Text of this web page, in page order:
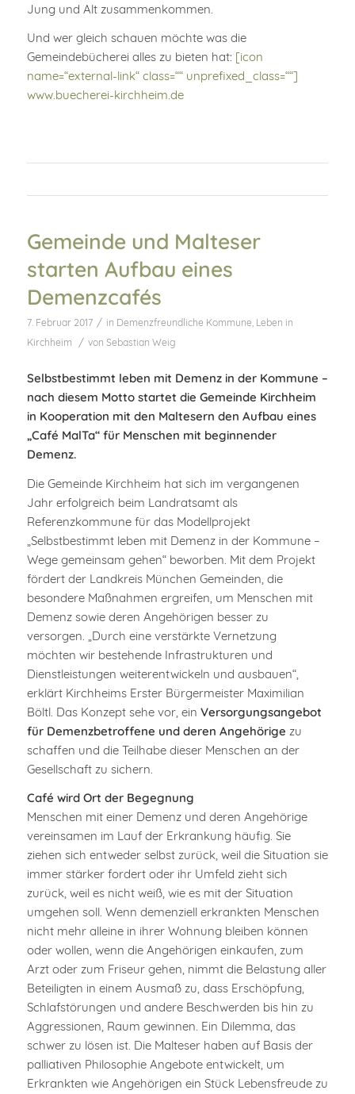
Jung und Alt zusammenkommen.
Und wer gleich schauen möchte was die
Gemeindebücherei alles zu bieten hat: [icon
name=“external-link“ class=““ unprefixed_class=““]
www.buecherei-kirchheim.de
Gemeinde und Malteser
starten Aufbau eines
Demenzcafés
7. Februar 2017 / in Demenzfreundliche Kommune, Leben in
Kirchheim
/ von Sebastian Weig
Selbstbestimmt leben mit Demenz in der Kommune –
nach diesem Motto startet die Gemeinde Kirchheim
in Kooperation mit den Maltesern den Aufbau eines
„Café MalTa“ für Menschen mit beginnender
Demenz.
Die Gemeinde Kirchheim hat sich im vergangenen
Jahr erfolgreich beim Landratsamt als
Referenzkommune für das Modellprojekt
„Selbstbestimmt leben mit Demenz in der Kommune –
Wege gemeinsam gehen“ beworben. Mit dem Projekt
fördert der Landkreis München Gemeinden, die
besondere Maßnahmen ergreifen, um Menschen mit
Demenz sowie deren Angehörigen besser zu
versorgen. „Durch eine verstärkte Vernetzung
möchten wir bestehende Infrastrukturen und
Dienstleistungen weiterentwickeln und ausbauen“,
erklärt Kirchheims Erster Bürgermeister Maximilian
Böltl. Das Konzept sehe vor, ein Versorgungsangebot
für Demenzbetroffene und deren Angehörige zu
schaffen und die Teilhabe dieser Menschen an der
Gesellschaft zu sichern.
Café wird Ort der Begegnung
Menschen mit einer Demenz und deren Angehörige
vereinsamen im Lauf der Erkrankung häufig. Sie
ziehen sich entweder selbst zurück, weil die Situation sie
immer stärker fordert oder ihr Umfeld zieht sich
zurück, weil es nicht weiß, wie es mit der Situation
umgehen soll. Wenn demenziell erkrankten Menschen
nicht mehr alleine in ihrer Wohnung bleiben können
oder wollen, wenn die Angehörigen einkaufen, zum
Arzt oder zum Friseur gehen, nimmt die Belastung aller
Beteiligten in einem Ausmaß zu, dass Erschöpfung,
Schlafstörungen und andere Beschwerden bis hin zu
Aggressionen, Raum gewinnen. Ein Dilemma, das
schwer zu lösen ist. Die Malteser haben auf Basis der
palliativen Philosophie Angebote entwickelt, um
Erkrankten wie Angehörigen ein Stück Lebensfreude zu